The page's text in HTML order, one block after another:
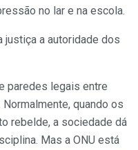
no lar e na escola.
justiça a autoridade dos
paredes legais entre
quando os
rebelde, a sociedade dá
Mas a ONU está